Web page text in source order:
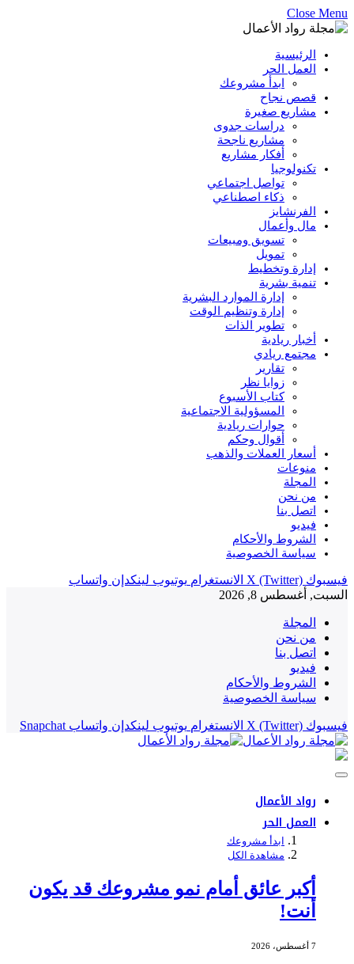
Close Menu
الرئيسية
العمل الحر
ابدأ مشروعك
قصص نجاح
مشاريع صغيرة
دراسات جدوى
مشاريع ناجحة
أفكار مشاريع
تكنولوجيا
تواصل اجتماعي
ذكاء اصطناعي
الفرنشايز
مال وأعمال
تسويق ومبيعات
تمويل
إدارة وتخطيط
تنمية بشرية
إدارة الموارد البشرية
إدارة وتنظيم الوقت
تطوير الذات
أخبار ريادية
مجتمع ريادي
تقارير
زوايا نظر
كتاب الأسبوع
المسؤولية الاجتماعية
حوارات ريادية
أقوال وحكم
أسعار العملات والذهب
منوعات
المجلة
من نحن
اتصل بنا
فيديو
الشروط والأحكام
سياسة الخصوصية
فيسبوك X (Twitter) الانستغرام يوتيوب لينكدإن واتساب
السبت, أغسطس 8, 2026
المجلة
من نحن
اتصل بنا
فيديو
الشروط والأحكام
سياسة الخصوصية
فيسبوك X (Twitter) الانستغرام يوتيوب لينكدإن واتساب Snapchat
رواد الأعمال
العمل الحر
ابدأ مشروعك
مشاهدة الكل
أكبر عائق أمام نمو مشروعك قد يكون
أنت!
7 أغسطس، 2026